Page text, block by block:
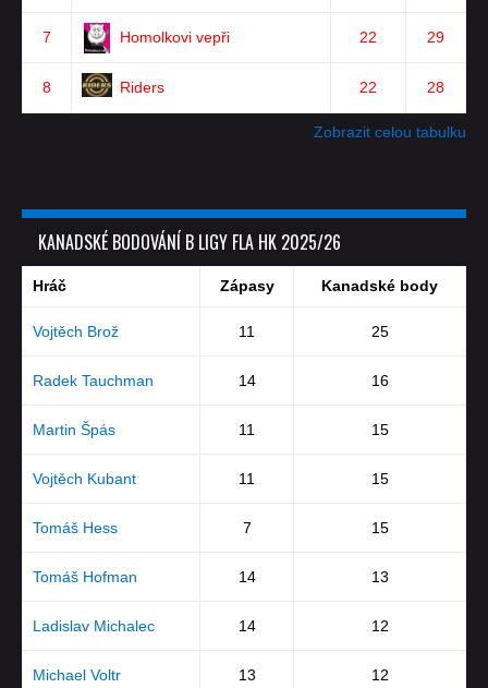
7 Homolkovi vepři 22 29
8 Riders 22 28
Zobrazit celou tabulku
KANADSKÉ BODOVÁNÍ B LIGY FLA HK 2025/26
Hráč Zápasy Kanadské body
Vojtěch Brož 11 25
Radek Tauchman 14 16
Martin Špás 11 15
Vojtěch Kubant 11 15
Tomáš Hess 7 15
Tomáš Hofman 14 13
Ladislav Michalec 14 12
Michael Voltr 13 12